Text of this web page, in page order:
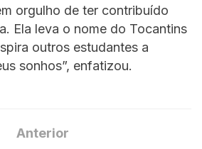
orgulho de ter contribuído
Ela leva o nome do Tocantins
outros estudantes a
sonhos”, enfatizou.
Anterior